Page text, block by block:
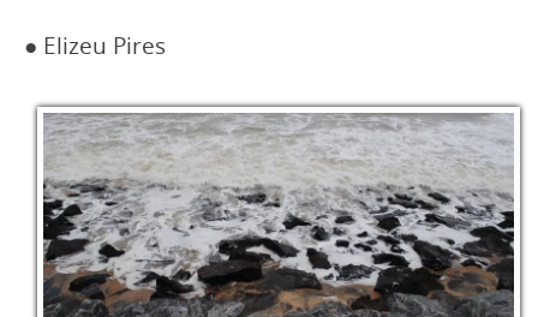
● Elizeu Pires